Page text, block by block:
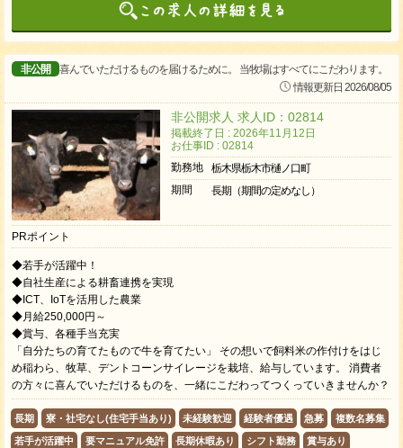
非公開
喜んでいただけるものを届けるために。 当牧場はすべてにこだわります。
情報更新日 2026/08/05
非公開求人 求人ID：02814
掲載終了日 : 2026年11月12日
お仕事ID : 02814
勤務地
栃木県栃木市樋ノ口町
期間
長期（期間の定めなし）
PRポイント
◆若手が活躍中！
◆自社生産による耕畜連携を実現
◆ICT、IoTを活用した農業
◆月給250,000円～
◆賞与、各種手当充実
「自分たちの育てたもので牛を育てたい」 その想いで飼料米の作付けをはじ
め稲わら、牧草、デントコーンサイレージを栽培、給与しています。 消費者
の方々に喜んでいただけるものを、一緒にこだわってつくっていきませんか？
長期 寮・社宅なし(住宅手当あり) 未経験歓迎 経験者優遇 急募 複数名募集
若手が活躍中 要マニュアル免許 長期休暇あり シフト勤務 賞与あり